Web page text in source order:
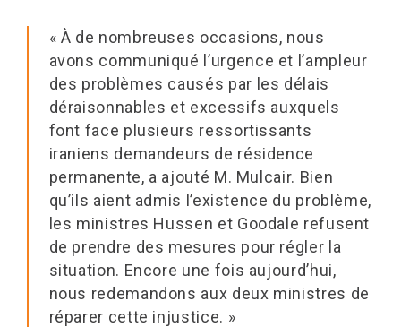
« À de nombreuses occasions, nous
avons communiqué l’urgence et l’ampleur
des problèmes causés par les délais
déraisonnables et excessifs auxquels
font face plusieurs ressortissants
iraniens demandeurs de résidence
permanente, a ajouté M. Mulcair. Bien
qu’ils aient admis l’existence du problème,
les ministres Hussen et Goodale refusent
de prendre des mesures pour régler la
situation. Encore une fois aujourd’hui,
nous redemandons aux deux ministres de
réparer cette injustice. »